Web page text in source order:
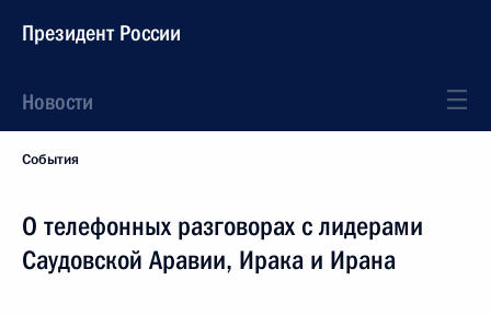
Президент России
Новости
События
О телефонных разговорах с лидерами
Саудовской Аравии, Ирака и Ирана